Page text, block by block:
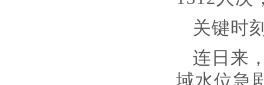
关键时
连日来
域水位急